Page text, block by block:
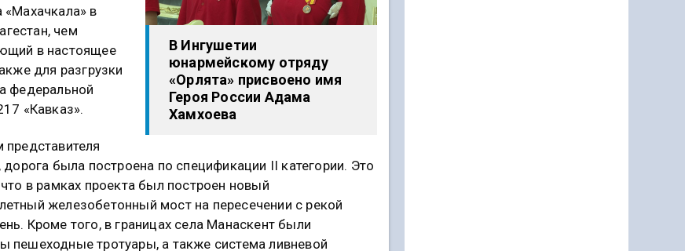
В Ингушетии
юнармейскому отряду
«Орлята» присвоено имя
Героя России Адама
Хамхоева
«Махачкала» в
чем
в настоящее
для разгрузки
федеральной
«Кавказ».
дорога была построена по спецификации II категории. Это
что в рамках проекта был построен новый
железобетонный мост на пересечении с рекой
Кроме того, в границах села Манаскент были
пешеходные тротуары, а также система ливневой